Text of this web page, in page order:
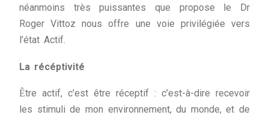
néanmoins très puissantes que propose le Dr
Roger Vittoz nous offre une voie privilégiée vers
l’état Actif.
La récéptivité
Être actif, c’est être réceptif : c’est-à-dire recevoir
les stimuli de mon environnement, du monde, et de